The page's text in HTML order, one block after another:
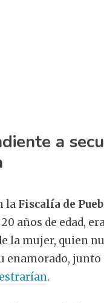
a
la Fiscalía de
20 años de edad,
la mujer, quien
enamorado, junto
.